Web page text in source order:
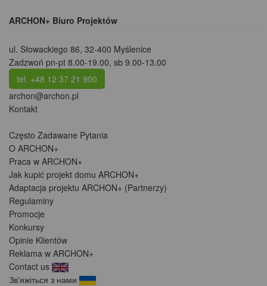
ARCHON+ Biuro Projektów
ul. Słowackiego 86, 32-400 Myślenice
Zadzwoń pn-pt 8.00-19.00, sb 9.00-13.00
tel. +48 12 37 21 900
archon@archon.pl
Kontakt
Często Zadawane Pytania
O ARCHON+
Praca w ARCHON+
Jak kupić projekt domu ARCHON+
Adaptacja projektu ARCHON+ (Partnerzy)
Regulaminy
Promocje
Konkursy
Opinie Klientów
Reklama w ARCHON+
Contact us
Зв'яжіться з нами